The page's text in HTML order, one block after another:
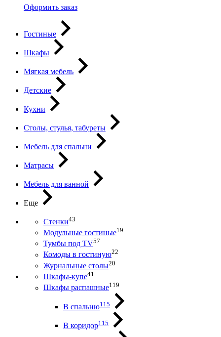
Оформить заказ
Гостиные
Шкафы
Мягкая мебель
Детские
Кухни
Столы, стулья, табуреты
Мебель для спальни
Матрасы
Мебель для ванной
Еще
Стенки43
Модульные гостиные19
Тумбы под ТV57
Комоды в гостиную22
Журнальные столы20
Шкафы-купе41
Шкафы распашные119
В спальню115
В коридор115